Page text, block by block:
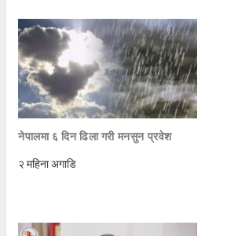
नेपालमा ६ दिन ढिला गरी मनसुन प्रवेश
२ महिना अगाडि